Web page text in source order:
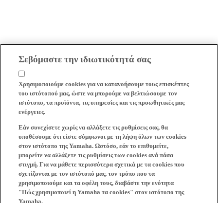
Σεβόμαστε την ιδιωτικότητά σας
Χρησιμοποιούμε cookies για να κατανοήσουμε τους επισκέπτες
του ιστότοπού μας, ώστε να μπορούμε να βελτιώσουμε τον
ιστότοπο, τα προϊόντα, τις υπηρεσίες και τις προωθητικές μας
ενέργειες.
Εάν συνεχίσετε χωρίς να αλλάξετε τις ρυθμίσεις σας, θα
υποθέσουμε ότι είστε σύμφωνοι με τη λήψη όλων των cookies
στον ιστότοπο της Yamaha. Ωστόσο, εάν το επιθυμείτε,
μπορείτε να αλλάξετε τις ρυθμίσεις των cookies ανά πάσα
στιγμή. Για να μάθετε περισσότερα σχετικά με τα cookies που
σχετίζονται με τον ιστότοπό μας, τον τρόπο που τα
χρησιμοποιούμε και τα οφέλη τους, διαβάστε την ενότητα
"Πώς χρησιμοποιεί η Yamaha τα cookies" στον ιστότοπο της
Yamaha.